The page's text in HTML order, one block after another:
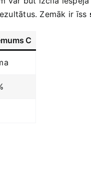
Zemāk ir⁣ īss
C